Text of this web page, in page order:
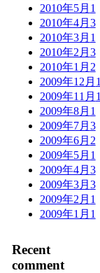
2010年5月 1
2010年4月 3
2010年3月 1
2010年2月 3
2010年1月 2
2009年12月 1
2009年11月 1
2009年8月 1
2009年7月 3
2009年6月 2
2009年5月 1
2009年4月 3
2009年3月 3
2009年2月 1
2009年1月 1
Recent
comment